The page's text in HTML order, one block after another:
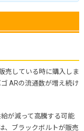
売している時に購入しま
ARの流通数が増え続け
が減って高騰する可能
、ブラックボルトが販売